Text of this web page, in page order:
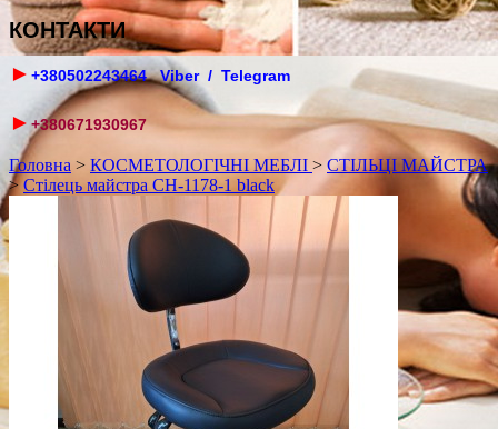
КОНТАКТИ
► +380502243464 Viber / Telegram
► +380671930967
Головна > КОСМЕТОЛОГІЧНІ МЕБЛІ > СТІЛЬЦІ МАЙСТРА
> Стілець майстра CH-1178-1 black